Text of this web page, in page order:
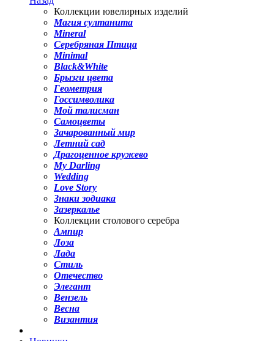
Коллекции ювелирных изделий
Магия султанита
Mineral
Серебряная Птица
Minimal
Black&White
Брызги цвета
Геометрия
Госсимволика
Мой талисман
Самоцветы
Зачарованный мир
Летний сад
Драгоценное кружево
My Darling
Wedding
Love Story
Знаки зодиака
Зазеркалье
Коллекции столового серебра
Ампир
Лоза
Лада
Стиль
Отечество
Элегант
Вензель
Весна
Византия